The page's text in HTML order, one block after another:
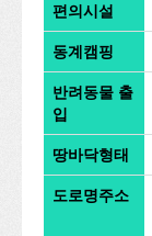
편의시설
동계캠핑
반려동물 출
입
땅바닥형태
도로명주소